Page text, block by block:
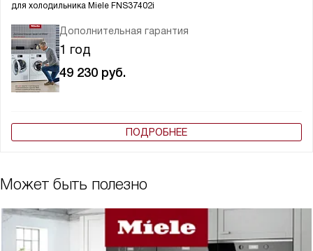
для холодильника Miele FNS37402i
Дополнительная гарантия
1 год
49 230 руб.
ПОДРОБНЕЕ
Может быть полезно